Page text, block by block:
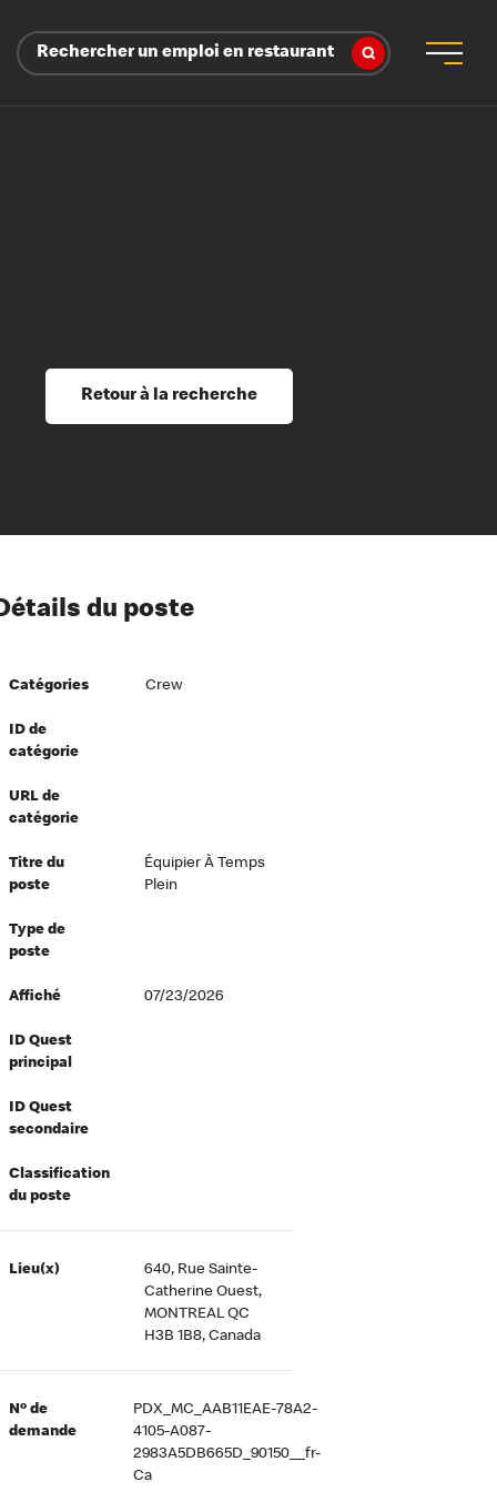
Rechercher un emploi en restaurant
et perfectionnement
du savoir
à l’égard de nos employés
directeurs
équité et inclusion
au travail
Retour à la recherche
du poste
Catégories Crew
ID de
catégorie
URL de
catégorie
Titre du
poste
Équipier À Temps
Plein
Type de
poste
Affiché 07/23/2026
ID Quest
principal
ID Quest
secondaire
Classification
du poste
Lieu(x)
640, Rue Sainte-
Catherine Ouest,
MONTREAL QC
H3B 1B8, Canada
Nº de
demande
PDX_MC_AAB11EAE-78A2-
4105-A087-
2983A5DB665D_90150__fr-
Ca